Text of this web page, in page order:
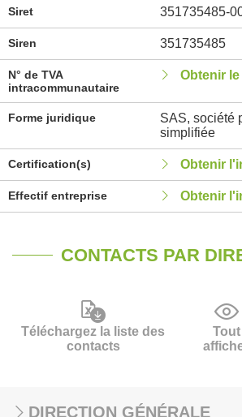
Siret 351735485-
Siren 351735485
N° de TVA
intracommunautaire
Obtenir
Forme juridique
SAS, société
simplifiée
Certification(s) Obtenir
Effectif entreprise Obtenir
CONTACTS PAR
Téléchargez la liste des
contacts
Tout
DIRECTION GÉNÉRALE